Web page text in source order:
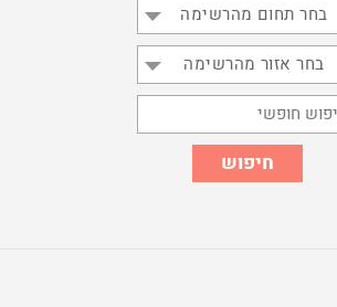
בחר תחום מהרשימה
בחר אזור מהרשימה
חיפוש